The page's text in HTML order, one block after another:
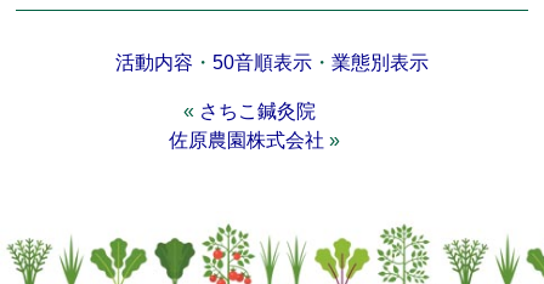
活動内容 ・ 50音順表示・ 業態別表示
« さちこ鍼灸院
佐原農園株式会社 »